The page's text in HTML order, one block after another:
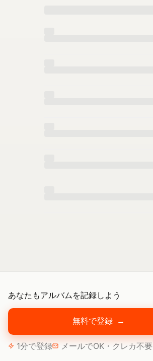
あなたもアルバムを記録しよう
無料で登録 →
1分で登録 メールでOK・クレカ不要